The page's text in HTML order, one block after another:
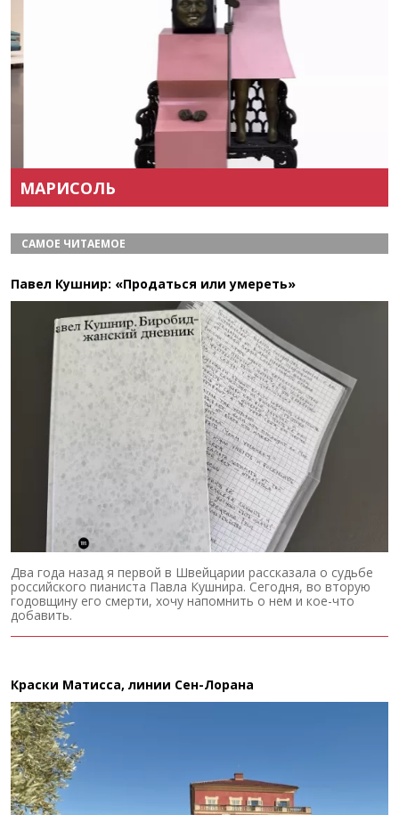
МАРИСОЛЬ
САМОЕ ЧИТАЕМОЕ
Павел Кушнир: «Продаться или умереть»
Два года назад я первой в Швейцарии рассказала о судьбе
российского пианиста Павла Кушнира. Сегодня, во вторую
годовщину его смерти, хочу напомнить о нем и кое-что
добавить.
Краски Матисса, линии Сен-Лорана